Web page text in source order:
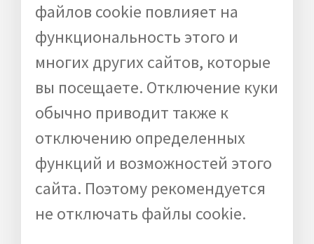
файлов cookie повлияет на
функциональность этого и
многих других сайтов, которые
вы посещаете. Отключение куки
обычно приводит также к
отключению определенных
функций и возможностей этого
сайта. Поэтому рекомендуется
не отключать файлы cookie.